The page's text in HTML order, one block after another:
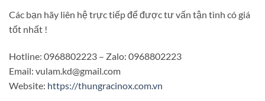
Các bạn hãy liên hệ trực tiếp để được tư vấn tận tình có giá
tốt nhất !
Hotline: 0968802223 – Zalo: 0968802223
Email: vulam.kd@gmail.com
Website: https://thungracinox.com.vn